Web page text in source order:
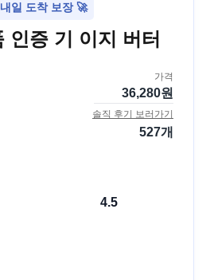
내일 도착 보장 🚀
인증 기 이지 버터
가격
36,280원
솔직 후기 보러가기
527개
4.5